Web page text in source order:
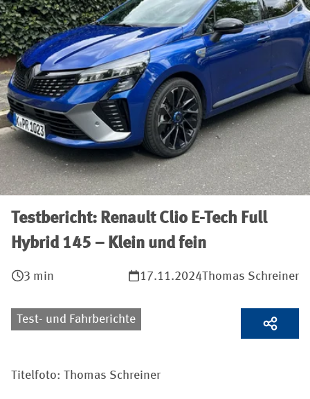
Testbericht: Renault Clio E-Tech Full
Hybrid 145 – Klein und fein
3 min 17.11.2024Thomas Schreiner
Test- und Fahrberichte
Titelfoto: Thomas Schreiner